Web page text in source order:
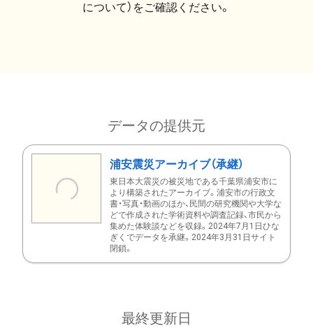
について）をご確認ください。
データの提供元
浦安震災アーカイブ（承継）
東日本大震災の被災地である千葉県浦安市に
より構築されたアーカイブ。浦安市の行政文
書・写真・動画のほか、民間の研究機関や大学な
どで作成された学術資料や調査記録、市民から
集めた体験談などを収録。2024年7月1日ひな
ぎくでデータを承継。2024年3月31日サイト
閉鎖。
最終更新日